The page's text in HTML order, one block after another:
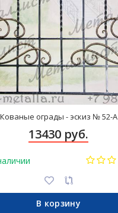
Кованые ограды - эскиз № 52-А
13430 руб.
В корзину